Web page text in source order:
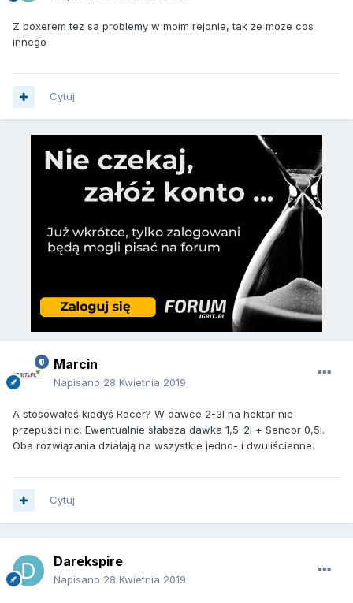
Z boxerem tez sa problemy w moim rejonie, tak ze moze cos
innego
Cytuj
Marcin
Napisano 28 Kwietnia 2019
A stosowałeś kiedyś Racer? W dawce 2-3l na hektar nie
przepuści nic. Ewentualnie słabsza dawka 1,5-2l + Sencor 0,5l.
Oba rozwiązania działają na wszystkie jedno- i dwuliścienne.
Cytuj
Darekspire
Napisano 28 Kwietnia 2019